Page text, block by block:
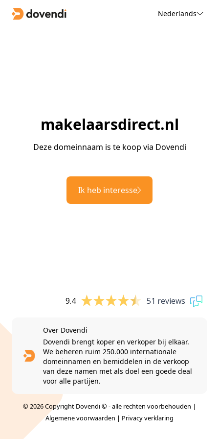
Nederlands
makelaarsdirect.nl
Deze domeinnaam is te koop via Dovendi
Ik heb interesse
9.4 51 reviews
Over Dovendi
Dovendi brengt koper en verkoper bij elkaar.
We beheren ruim 250.000 internationale
domeinnamen en bemiddelen in de verkoop
van deze namen met als doel een goede deal
voor alle partijen.
© 2026 Copyright Dovendi © - alle rechten voorbehouden |
Algemene voorwaarden | Privacy verklaring